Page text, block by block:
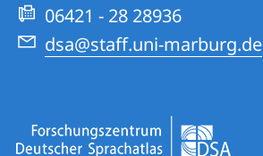
06421 - 28 28936
dsa@staff.uni-marburg.de